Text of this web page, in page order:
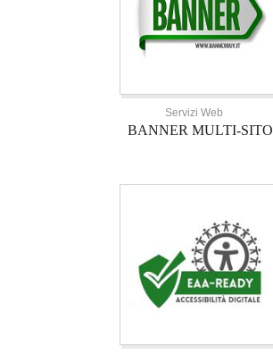
Servizi Web
BANNER MULTI-SITO